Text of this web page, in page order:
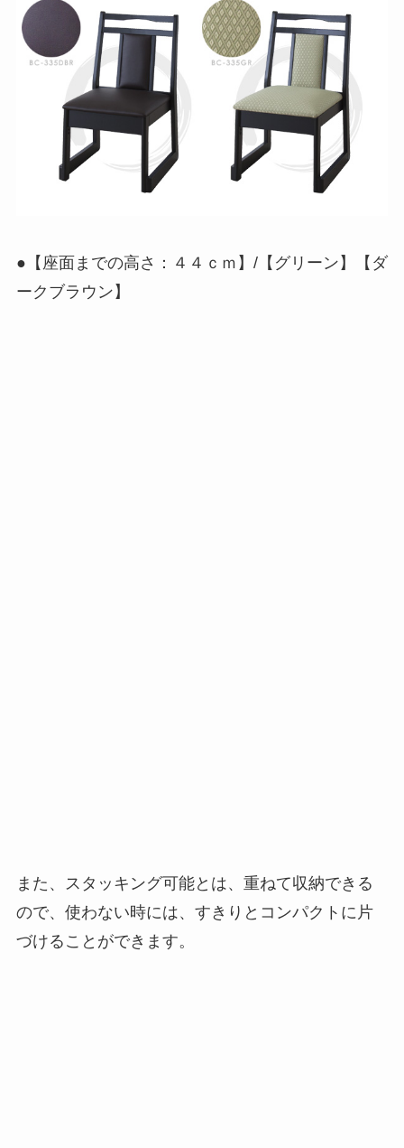
●【座面までの高さ：４４ｃｍ】/【グリーン】【ダ
ークブラウン】
また、スタッキング可能とは、重ねて収納できる
ので、使わない時には、すきりとコンパクトに片
づけることができます。